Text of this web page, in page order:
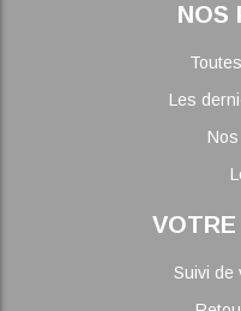
NOS
Les
VOTRE
Suivi de